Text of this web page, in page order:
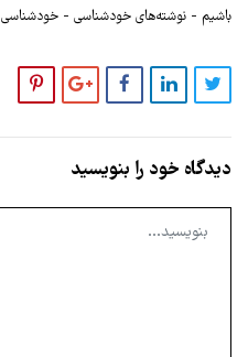
باشیم
نوشته‌های خودشناسی خودشناسی
دیدگاه خود را بنویسید